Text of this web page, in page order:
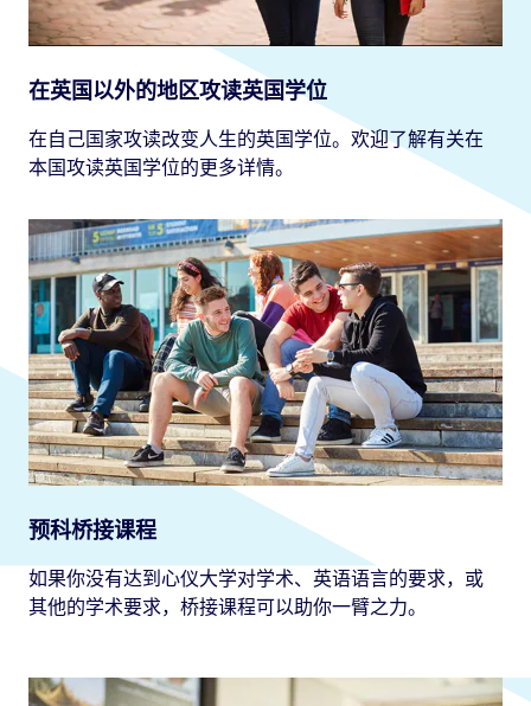
在英国以外的地区攻读英国学位
在自己国家攻读改变人生的英国学位。欢迎了解有关在
本国攻读英国学位的更多详情。
预科桥接课程
如果你没有达到心仪大学对学术、英语语言的要求，或
其他的学术要求，桥接课程可以助你一臂之力。